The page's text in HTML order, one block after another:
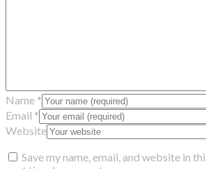
Name *
Email *
Website
Save my name, email, and website in